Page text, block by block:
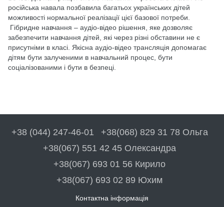
російська навала позбавила багатьох українських дітей
можливості нормальної реалізації цієї базової потреби.
Гібридне навчання – аудіо-відео рішення, яке дозволяє
забезпечити навчання дітей, які через різні обставини не є
присутніми в класі. Якісна аудіо-відео трансляція допомагає
дітям бути залученими в навчальний процес, бути
соціалізованими і бути в безпеці.
+38 (044) 247-46-01
+38(068) 829 31 78 Ольга
+38(067) 551 42 45 Олександра
+38(067) 693 01 56 Кирило
+38(067) 693 02 89 Юхим
Контактна інформація